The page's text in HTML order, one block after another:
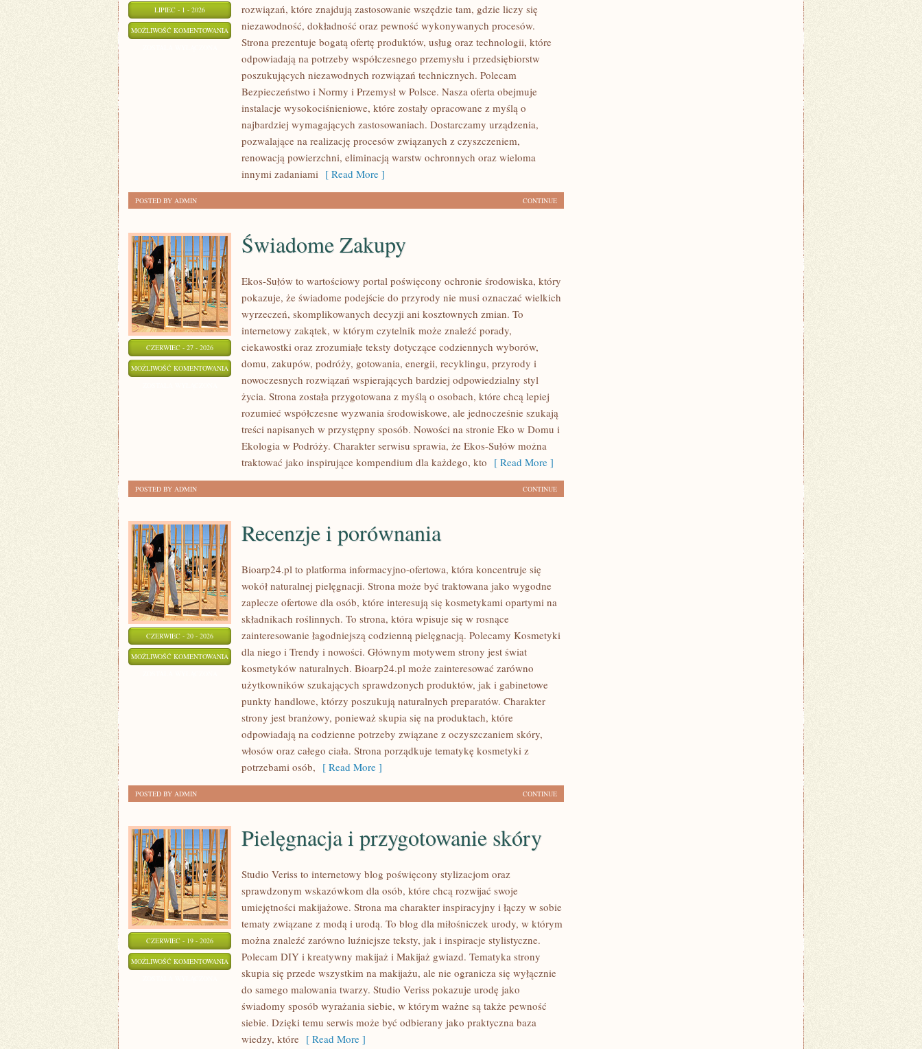
LIPIEC - 1 - 2026
MOŻLIWOŚĆ KOMENTOWANIA
WAS
rozwiązań, które znajdują zastosowanie wszędzie tam, gdzie liczy się
niezawodność, dokładność oraz pewność wykonywanych procesów.
Strona prezentuje bogatą ofertę produktów, usług oraz technologii, które
odpowiadają na potrzeby współczesnego przemysłu i przedsiębiorstw
poszukujących niezawodnych rozwiązań technicznych. Polecam
Bezpieczeństwo i Normy i Przemysł w Polsce. Nasza oferta obejmuje
instalacje wysokociśnieniowe, które zostały opracowane z myślą o
najbardziej wymagających zastosowaniach. Dostarczamy urządzenia,
pozwalające na realizację procesów związanych z czyszczeniem,
renowacją powierzchni, eliminacją warstw ochronnych oraz wieloma
innymi zadaniami [ Read More ]
CONTINUE
POSTED BY ADMIN
CZERWIEC - 27 - 2026
MOŻLIWOŚĆ KOMENTOWANIA ŚWIADOME
ZAKUPY
Świadome Zakupy
Ekos-Sułów to wartościowy portal poświęcony ochronie środowiska, który
pokazuje, że świadome podejście do przyrody nie musi oznaczać wielkich
wyrzeczeń, skomplikowanych decyzji ani kosztownych zmian. To
internetowy zakątek, w którym czytelnik może znaleźć porady,
ciekawostki oraz zrozumiałe teksty dotyczące codziennych wyborów,
domu, zakupów, podróży, gotowania, energii, recyklingu, przyrody i
nowoczesnych rozwiązań wspierających bardziej odpowiedzialny styl
życia. Strona została przygotowana z myślą o osobach, które chcą lepiej
rozumieć współczesne wyzwania środowiskowe, ale jednocześnie szukają
treści napisanych w przystępny sposób. Nowości na stronie Eko w Domu i
Ekologia w Podróży. Charakter serwisu sprawia, że Ekos-Sułów można
traktować jako inspirujące kompendium dla każdego, kto [ Read More ]
CONTINUE
POSTED BY ADMIN
CZERWIEC - 20 - 2026
MOŻLIWOŚĆ KOMENTOWANIA RECENZJE
PORÓWNANIA
Recenzje i porównania
Bioarp24.pl to platforma informacyjno-ofertowa, która koncentruje się
wokół naturalnej pielęgnacji. Strona może być traktowana jako wygodne
zaplecze ofertowe dla osób, które interesują się kosmetykami opartymi na
składnikach roślinnych. To strona, która wpisuje się w rosnące
zainteresowanie łagodniejszą codzienną pielęgnacją. Polecamy Kosmetyki
dla niego i Trendy i nowości. Głównym motywem strony jest świat
kosmetyków naturalnych. Bioarp24.pl może zainteresować zarówno
użytkowników szukających sprawdzonych produktów, jak i gabinetowe
punkty handlowe, którzy poszukują naturalnych preparatów. Charakter
strony jest branżowy, ponieważ skupia się na produktach, które
odpowiadają na codzienne potrzeby związane z oczyszczaniem skóry,
włosów oraz całego ciała. Strona porządkuje tematykę kosmetyki z
potrzebami osób, [ Read More ]
CONTINUE
POSTED BY ADMIN
CZERWIEC - 19 - 2026
MOŻLIWOŚĆ KOMENTOWANIA PIELĘGNACJA
PRZYGOTOWANIE
SKÓRY
Pielęgnacja i przygotowanie skóry
Studio Veriss to internetowy blog poświęcony stylizacjom oraz
sprawdzonym wskazówkom dla osób, które chcą rozwijać swoje
umiejętności makijażowe. Strona ma charakter inspiracyjny i łączy w sobie
tematy związane z modą i urodą. To blog dla miłośniczek urody, w którym
można znaleźć zarówno luźniejsze teksty, jak i inspiracje stylistyczne.
Polecam DIY i kreatywny makijaż i Makijaż gwiazd. Tematyka strony
skupia się przede wszystkim na makijażu, ale nie ogranicza się wyłącznie
do samego malowania twarzy. Studio Veriss pokazuje urodę jako
świadomy sposób wyrażania siebie, w którym ważne są także pewność
siebie. Dzięki temu serwis może być odbierany jako praktyczna baza
wiedzy, które [ Read More ]